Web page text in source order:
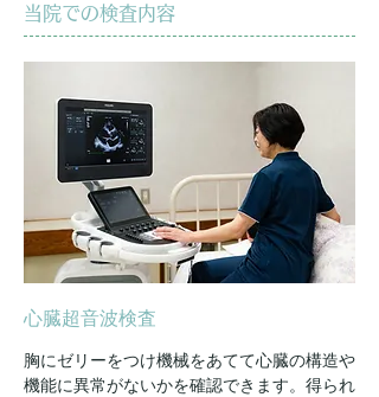
当院での検査内容
心臓超音波検査
胸にゼリーをつけ機械をあてて心臓の構造や
機能に異常がないかを確認できます。得られ